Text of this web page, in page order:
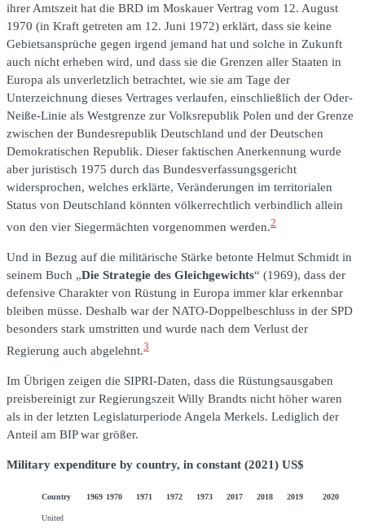
ihrer Amtszeit hat die BRD im Moskauer Vertrag vom 12. August
1970 (in Kraft getreten am 12. Juni 1972) erklärt, dass sie keine
Gebietsansprüche gegen irgend jemand hat und solche in Zukunft
auch nicht erheben wird, und dass sie die Grenzen aller Staaten in
Europa als unverletzlich betrachtet, wie sie am Tage der
Unterzeichnung dieses Vertrages verlaufen, einschließlich der Oder-
Neiße-Linie als Westgrenze zur Volksrepublik Polen und der Grenze
zwischen der Bundesrepublik Deutschland und der Deutschen
Demokratischen Republik. Dieser faktischen Anerkennung wurde
aber juristisch 1975 durch das Bundesverfassungsgericht
widersprochen, welches erklärte, Veränderungen im territorialen
Status von Deutschland könnten völkerrechtlich verbindlich allein
von den vier Siegermächten vorgenommen werden.2
Und in Bezug auf die militärische Stärke betonte Helmut Schmidt in
seinem Buch „Die Strategie des Gleichgewichts“ (1969), dass der
defensive Charakter von Rüstung in Europa immer klar erkennbar
bleiben müsse. Deshalb war der NATO-Doppelbeschluss in der SPD
besonders stark umstritten und wurde nach dem Verlust der
Regierung auch abgelehnt.3
Im Übrigen zeigen die SIPRI-Daten, dass die Rüstungsausgaben
preisbereinigt zur Regierungszeit Willy Brandts nicht höher waren
als in der letzten Legislaturperiode Angela Merkels. Lediglich der
Anteil am BIP war größer.
Military expenditure by country, in constant (2021) US$
Country 1969 1970 1971 1972 1973 2017 2018 2019 2020
United